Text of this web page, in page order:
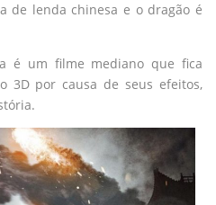
de lenda chinesa e o dragão é
é um filme mediano que fica
3D por causa de seus efeitos,